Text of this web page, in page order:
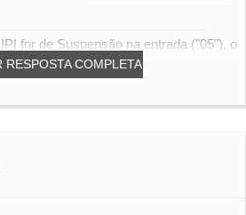
RESPOSTA COMPLETA
for de Suspensão na entrada ("05"), o
deve ser de...